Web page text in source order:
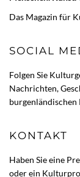
Das Magazin für
SOCIAL
Folgen Sie
Nachrichten,
burgenländischen
KONTAKT
Haben Sie eine
oder ein